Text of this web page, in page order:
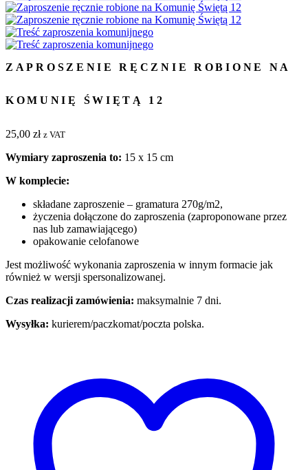
ZAPROSZENIE RĘCZNIE ROBIONE NA
KOMUNIĘ ŚWIĘTĄ 12
25,00 zł z VAT
Wymiary zaproszenia to: 15 x 15 cm
W komplecie:
składane zaproszenie – gramatura 270g/m2,
życzenia dołączone do zaproszenia (zaproponowane przez
nas lub zamawiającego)
opakowanie celofanowe
Jest możliwość wykonania zaproszenia w innym formacie jak
również w wersji spersonalizowanej.
Czas realizacji zamówienia: maksymalnie 7 dni.
Wysyłka: kurierem/paczkomat/poczta polska.